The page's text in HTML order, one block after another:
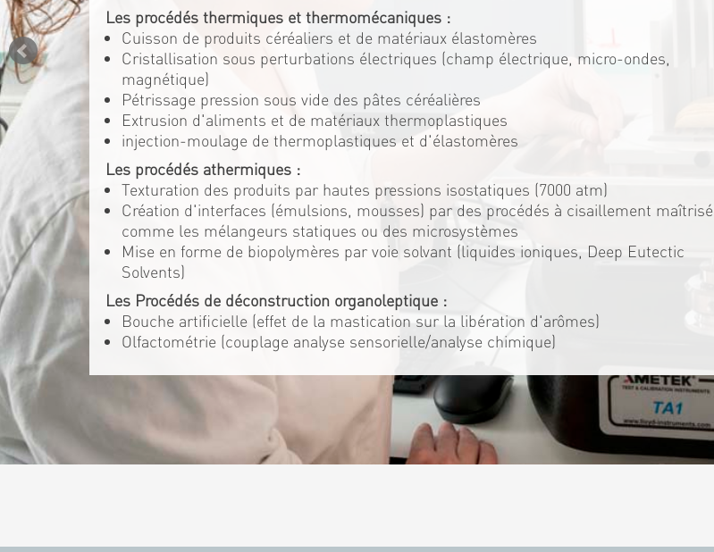
Les procédés thermiques et thermomécaniques :
Cuisson de produits céréaliers et de matériaux élastomères
Cristallisation sous perturbations électriques (champ électrique, micro-ondes,
magnétique)
Pétrissage pression sous vide des pâtes céréalières
Extrusion d'aliments et de matériaux thermoplastiques
injection-moulage de thermoplastiques et d'élastomères
Les procédés athermiques :
Texturation des produits par hautes pressions isostatiques (7000 atm)
Création d'interfaces (émulsions, mousses) par des procédés à cisaillement maîtrisé
comme les mélangeurs statiques ou des microsystèmes
Mise en forme de biopolymères par voie solvant (liquides ioniques, Deep Eutectic
Solvents)
Les Procédés de déconstruction organoleptique :
Bouche artificielle (effet de la mastication sur la libération d'arômes)
Olfactométrie (couplage analyse sensorielle/analyse chimique)